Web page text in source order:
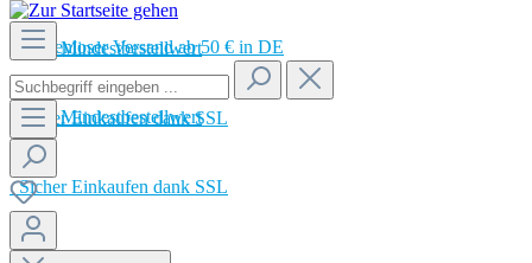
Kein Mindestbestellwert
Sicher Einkaufen dank SSL
Kostenloser Versand ab 50 € in DE
Kein Mindestbestellwert
Sicher Einkaufen dank SSL